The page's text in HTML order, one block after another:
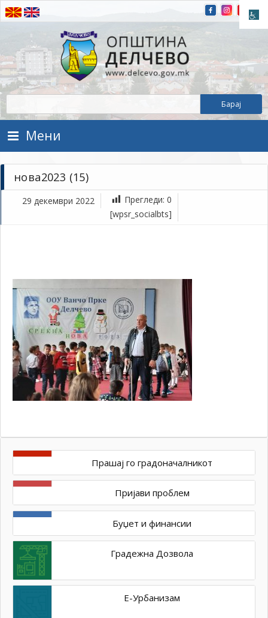
Прескокнете на содржината
Општина Делчево
Општина Делчево
Мени
нова2023 (15)
29 декември 2022 Прегледи: 0
[wpsr_socialbts]
Прашај го градоначалникот
Пријави проблем
Буџет и финансии
Градежна Дозвола
Е-Урбанизам